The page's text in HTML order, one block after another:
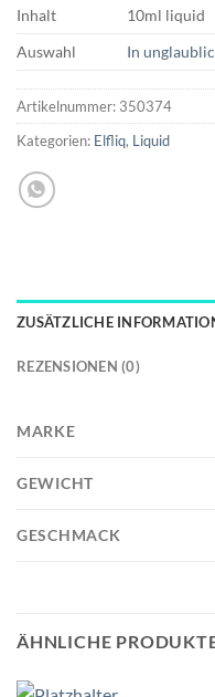
Inhalt
10ml liquid
Auswahl
In
Artikelnummer: 350374
Kategorien: Elfliq, Liquid
ZUSÄTZLICHE
REZENSIONEN (0)
MARKE
GEWICHT
GESCHMACK
ÄHNLICHE